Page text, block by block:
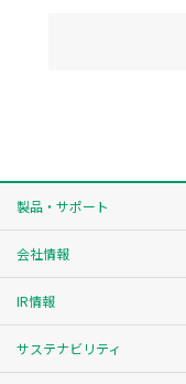
製品・サポート
会社情報
IR情報
サステナビリティ